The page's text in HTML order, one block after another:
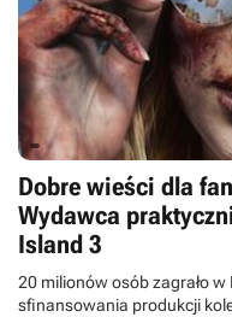
Dobre wieści dla
Wydawca
Island 3
20 milionów osób zagrało w
sfinansowania produkcji